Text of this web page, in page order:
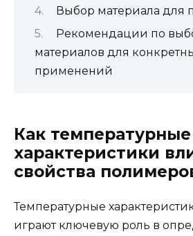
Выбор материала для
Рекомендации по
материалов для
применений
Как температурные
характеристики
свойства
Температурные
играют ключевую роль в